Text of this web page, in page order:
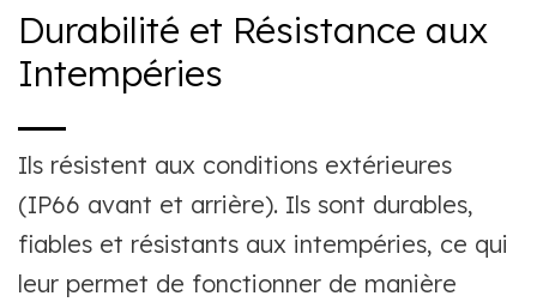
Durabilité et Résistance aux
Intempéries
Ils résistent aux conditions extérieures
(IP66 avant et arrière). Ils sont durables,
fiables et résistants aux intempéries, ce qui
leur permet de fonctionner de manière